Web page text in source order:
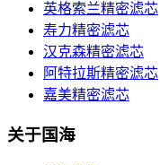
英格索兰精密滤芯
寿力精密滤芯
汉克森精密滤芯
阿特拉斯精密滤芯
嘉美精密滤芯
关于国海